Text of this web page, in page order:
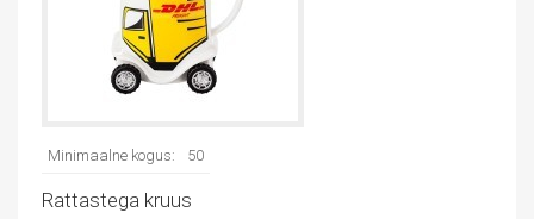
Minimaalne kogus: 50
Rattastega kruus